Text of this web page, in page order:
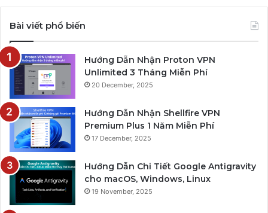
Bài viết phổ biến
Hướng Dẫn Nhận Proton VPN
Unlimited 3 Tháng Miễn Phí
20 December, 2025
Hướng Dẫn Nhận Shellfire VPN
Premium Plus 1 Năm Miễn Phí
17 December, 2025
Hướng Dẫn Chi Tiết Google Antigravity
cho macOS, Windows, Linux
19 November, 2025